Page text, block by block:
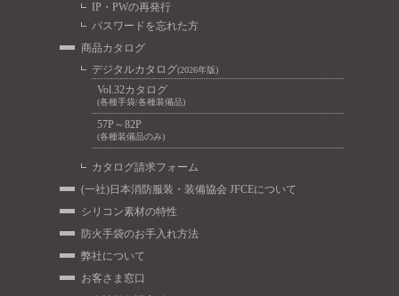
IP・PWの再発行
パスワードを忘れた方
商品カタログ
デジタルカタログ(2026年版)
Vol.32カタログ
(各種手袋/各種装備品)
57P～82P
(各種装備品のみ)
カタログ請求フォーム
(一社)日本消防服装・装備協会 JFCEについて
シリコン素材の特性
防火手袋のお手入れ方法
弊社について
お客さま窓口